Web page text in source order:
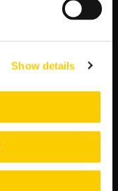
Show details